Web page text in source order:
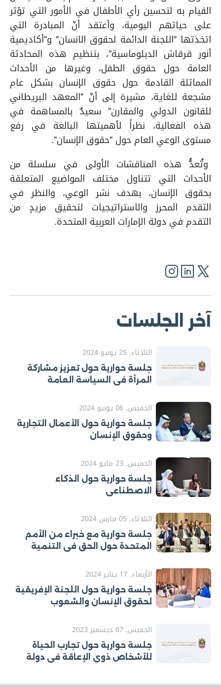
القيام به لتحسين رأي الأطفال في الأمور التي تؤثر
على حياتهم اليومية، وأعتقد أنّ المبادرة التي
اتخذتها "اللجنة الدائمة لحقوق الانسان" و"أكاديمية
أنور قرقاش الدبلوماسية"، بتنظيم هذه المحادثة
العامة حول حقوق الطفل، وغيرها من الأحداث
المماثلة القادمة حول حقوق الإنسان بشكل عام
مشجعة للغاية، مشيرة إلى أنّ "المعهد البريطاني
للقانون الدولي والمقارن" سعيدٌ بالمساهمة في
هذه الفعالية، نظراً لأهميتها البالغة في رفع
مستوى الوعي العام حول "حقوق الإنسان".
وتُعدُّ هذه المناقشات الأولى في سلسلة من
الأحداث التي تتناول مختلف المواضيع المتعلقة
بحقوق الإنسان، بهدف نشر الوعي، والنظر في
التقدم المحرز والاستراتيجيات لتحقيق مزيدٍ من
التقدم في دولة الإمارات العربية المتحدة.
آخر الجلسات
الثلاثاء, 25 يونيو 2024
جلسة حوارية حول تعزيز مشاركة
المرأة في السياسة العامة
الخميس, 06 يونيو 2024
جلسة حوارية حول الأعمال التجارية
وحقوق الإنسان
الخميس, 23 مايو 2024
جلسة حوارية حول الذكاء
الاصطناعي
الثلاثاء, 05 مارس 2024
جلسة حوارية مع خبراء من الأمم
المتحدة حول الحق في التنمية
الأربعاء, 17 يناير 2024
جلسة حوارية حول اللجنة الإفريقية
لحقوق الإنسان والشعوب
الخميس, 07 ديسمبر 2023
جلسة حوارية حول تجارب الحياة
للأشخاص ذوي الإعاقة في دولة